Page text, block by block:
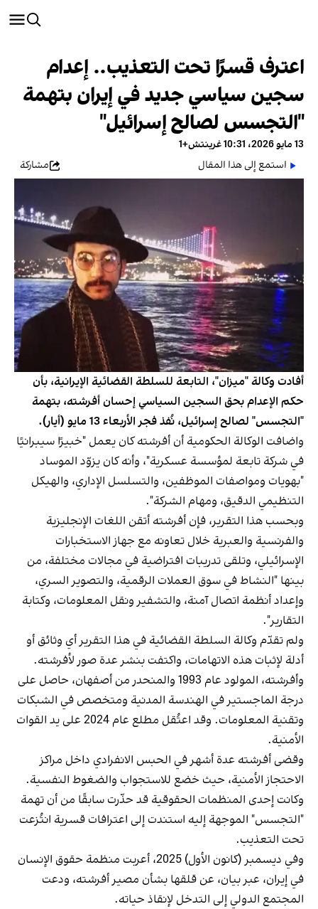
اعترف قسرًا تحت التعذيب.. إعدام
سجين سياسي جديد في إيران بتهمة
"التجسس لصالح إسرائيل"
13 مايو 2026، 10:31 غرينتش+1
استمع إلى هذا المقال
مشاركة
أفادت وكالة "ميزان"، التابعة للسلطة القضائية الإيرانية، بأن
حكم الإعدام بحق السجين السياسي إحسان أفرشته، بتهمة
"التجسس" لصالح إسرائيل، نُفذ فجر الأربعاء 13 مايو (أيار).
واضافت الوكالة الحكومية أن أفرشته كان يعمل "خبيرًا سيبرانيًا
في شركة تابعة لمؤسسة عسكرية"، وأنه كان يزوّد الموساد
"بهويات ومواصفات الموظفين، والتسلسل الإداري، والهيكل
التنظيمي الدقيق، ومهام الشركة".
وبحسب هذا التقرير، فإن أفرشته أتقن اللغات الإنجليزية
والفرنسية والعبرية خلال تعاونه مع جهاز الاستخبارات
الإسرائيلي، وتلقى تدريبات افتراضية في مجالات مختلفة، من
بينها "النشاط في سوق العملات الرقمية، والتصوير السري،
وإعداد أنظمة اتصال آمنة، والتشفير ونقل المعلومات، وكتابة
التقارير".
ولم تقدّم وكالة السلطة القضائية في هذا التقرير أي وثائق أو
أدلة لإثبات هذه الاتهامات، واكتفت بنشر عدة صور لأفرشته.
وأفرشته، المولود عام 1993 والمنحدر من أصفهان، حاصل على
درجة الماجستير في الهندسة المدنية ومتخصص في الشبكات
وتقنية المعلومات. وقد اعتُقل مطلع عام 2024 على يد القوات
الأمنية.
وقضى أفرشته عدة أشهر في الحبس الانفرادي داخل مراكز
الاحتجاز الأمنية، حيث خضع للاستجواب والضغوط النفسية.
وكانت إحدى المنظمات الحقوقية قد حذّرت سابقًا من أن تهمة
"التجسس" الموجهة إليه استندت إلى اعترافات قسرية انتُزعت
تحت التعذيب.
وفي ديسمبر (كانون الأول) 2025، أعربت منظمة حقوق الإنسان
في إيران، عبر بيان، عن قلقها بشأن مصير أفرشته، ودعت
المجتمع الدولي إلى التدخل لإنقاذ حياته.